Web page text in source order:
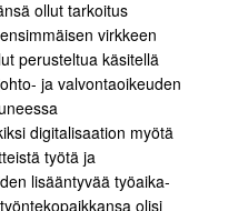
ollut tarkoitus
virkkeen
perusteltua käsitellä
ja valvontaoikeuden
digitalisaation myötä
työtä ja
lisääntyvää työaika-
olisi